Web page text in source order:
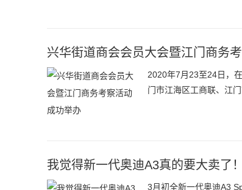
兴华街道商会会员大会暨江门商务
2020年7月23至24日，
门市江海区工商联、江
我觉得新一代奥迪A3真的要大卖了！
3月初全新一代奥迪A3